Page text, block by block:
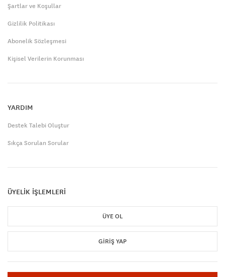
Şartlar ve Koşullar
Gizlilik Politikası
Abonelik Sözleşmesi
Kişisel Verilerin Korunması
YARDIM
Destek Talebi Oluştur
Sıkça Sorulan Sorular
ÜYELİK İŞLEMLERİ
ÜYE OL
GIRIŞ YAP